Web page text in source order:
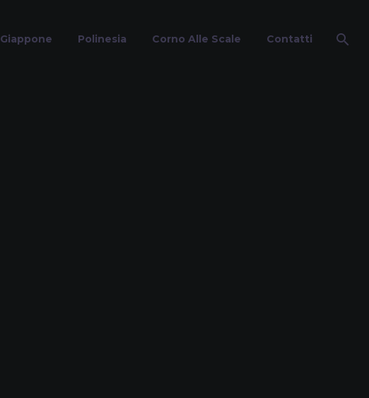
Giappone Polinesia Corno Alle Scale Contatti